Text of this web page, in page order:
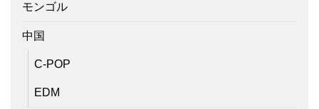
モンゴル
中国
C-POP
EDM